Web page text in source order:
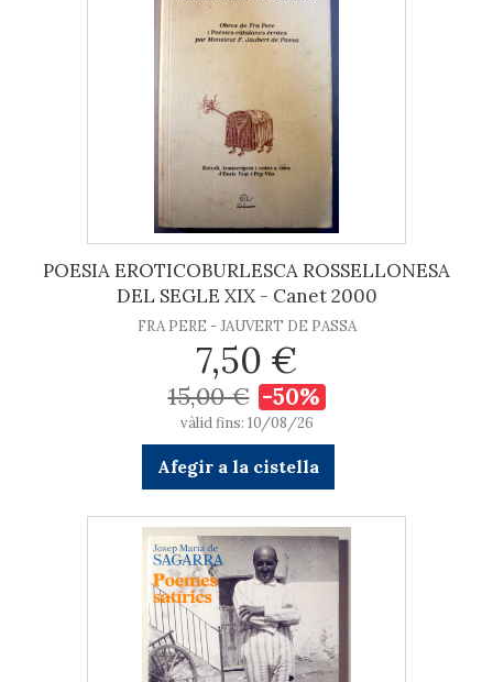
POESIA EROTICOBURLESCA ROSSELLONESA
DEL SEGLE XIX - Canet 2000
FRA PERE - JAUVERT DE PASSA
7,50 €
15,00 € -50%
vàlid fins: 10/08/26
Afegir a la cistella